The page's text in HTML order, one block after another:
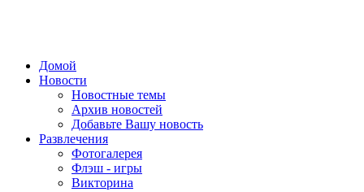
Домой
Новости
Новостные темы
Архив новостей
Добавьте Вашу новость
Развлечения
Фотогалерея
Флэш - игры
Викторина